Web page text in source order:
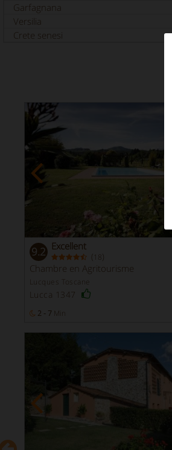
Garfagnana
Versilia
Crete senesi
9.2 Excellent
( 18 )
Chambre en Agritourisme
Lucques Toscane
Lucca 1347
2 - 7 Min